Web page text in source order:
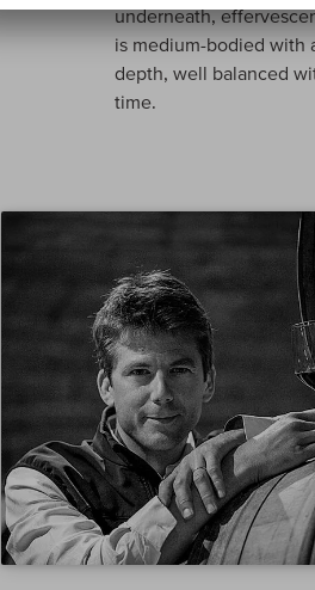
underneath,
is medium-bodied with
depth, well balanced
time.